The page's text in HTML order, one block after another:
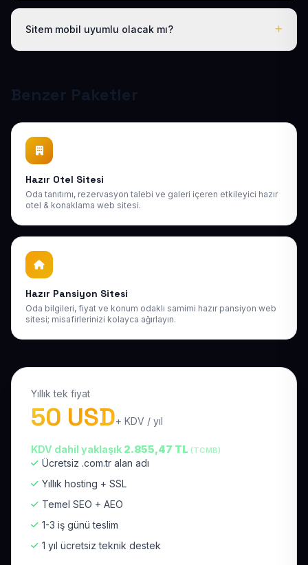
Evet. Teslimden sonra ilk 30 gün ücretsiz revizyon
destek sağlıyoruz. Sonraki yıllarda da uygun bakım
paketlerimiz mevcuttur.
Sitem mobil uyumlu olacak mı?
Google mobil sıralamasına uygundur.
Benzer Paketler
Hazır Otel Sitesi
Oda tanıtımı, rezervasyon talebi ve galeri içeren etkileyici hazır
otel & konaklama web sitesi.
Hazır Pansiyon Sitesi
Oda bilgileri, fiyat ve konum odaklı samimi hazır pansiyon web
sitesi; misafirlerinizi kolayca ağırlayın.
Yıllık tek fiyat
50 USD+ KDV / yıl
KDV dahil yaklaşık 2.855,47 TL (TCMB)
Ücretsiz .com.tr alan adı
Yıllık hosting + SSL
Temel SEO + AEO
1-3 iş günü teslim
1 yıl ücretsiz teknik destek